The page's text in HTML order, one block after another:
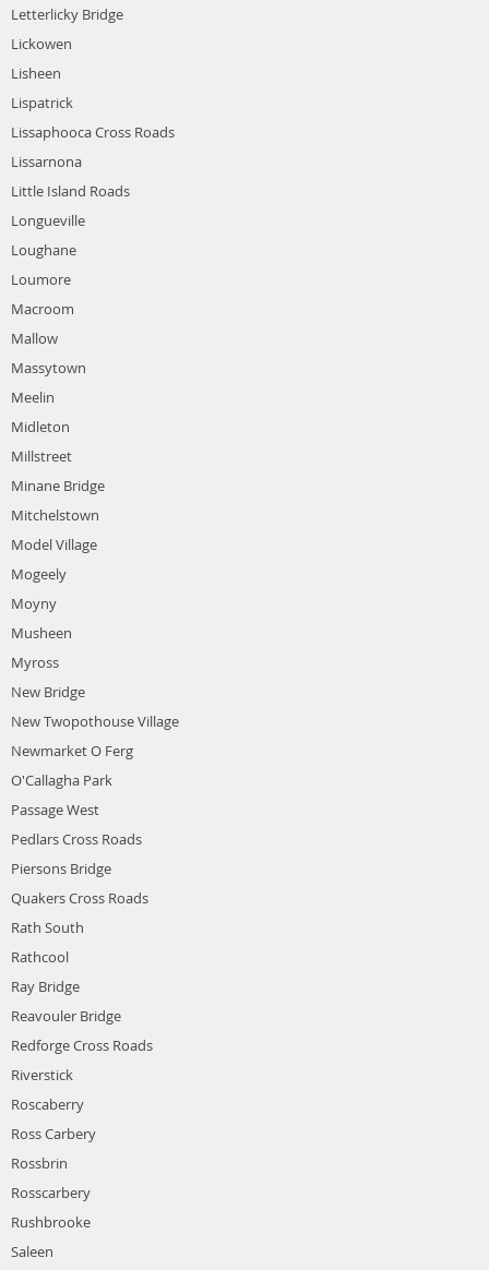
Letterlicky Bridge
Lickowen
Lisheen
Lispatrick
Lissaphooca Cross Roads
Lissarnona
Little Island Roads
Longueville
Loughane
Loumore
Macroom
Mallow
Massytown
Meelin
Midleton
Millstreet
Minane Bridge
Mitchelstown
Model Village
Mogeely
Moyny
Musheen
Myross
New Bridge
New Twopothouse Village
Newmarket O Ferg
O'Callagha Park
Passage West
Pedlars Cross Roads
Piersons Bridge
Quakers Cross Roads
Rath South
Rathcool
Ray Bridge
Reavouler Bridge
Redforge Cross Roads
Riverstick
Roscaberry
Ross Carbery
Rossbrin
Rosscarbery
Rushbrooke
Saleen